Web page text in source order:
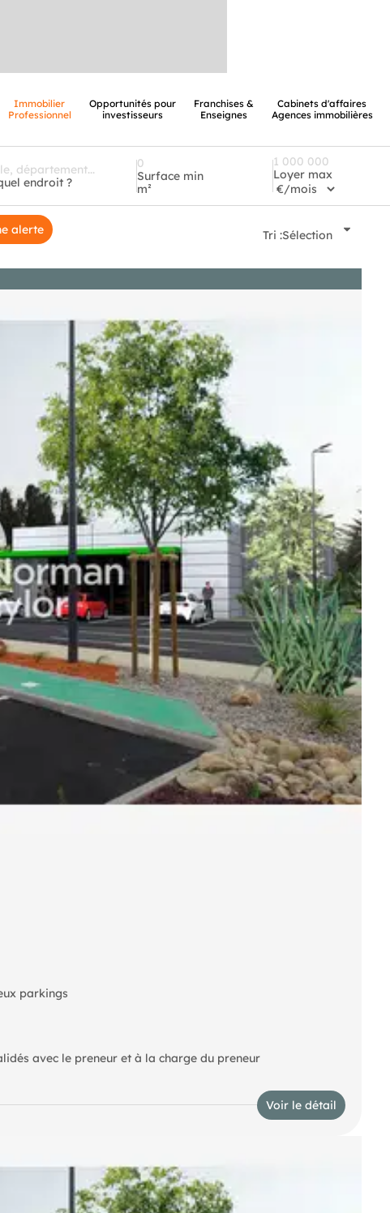
Immobilier
Professionnel
Opportunités pour
investisseurs
Franchises &
Enseignes
Cabinets d'affaires
Agences immobilières
endroit ?
Surface min
m²
Loyer max
alerte Tri :Sélection
parkings
avec le preneur et à la charge du preneur
Voir le détail